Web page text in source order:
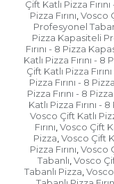
Çift Katlı Pizza
Pizza Fırını, Vosco
Profesyonel
Pizza Kapasiteli
Fırını - 8 Pizza
Katlı Pizza Fırını -
Çift Katlı Pizza
Pizza Fırını - 8
Pizza Fırını - 8
Katlı Pizza Fırını -
Vosco Çift Katlı
Fırını, Vosco Çift
Pizza, Vosco Çift
Pizza Fırını, Vosco
Tabanlı, Vosco
Tabanlı Pizza, Vosco